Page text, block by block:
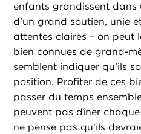
enfants grandissent dans
d’un grand soutien, unie
attentes claires – on peut
bien connues de grand-
semblent indiquer qu’ils
position. Profiter de ces
passer du temps
peuvent pas dîner
ne pense pas qu’ils